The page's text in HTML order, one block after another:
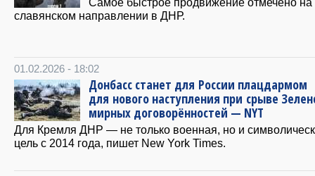
славянском направлении в ДНР.
01.02.2026 - 18:02
Донбасс станет для России плацдармом
для нового наступления при срыве
мирных договорённостей — NYT
Для Кремля ДНР — не только военная, но и
цель с 2014 года, пишет New York Times.